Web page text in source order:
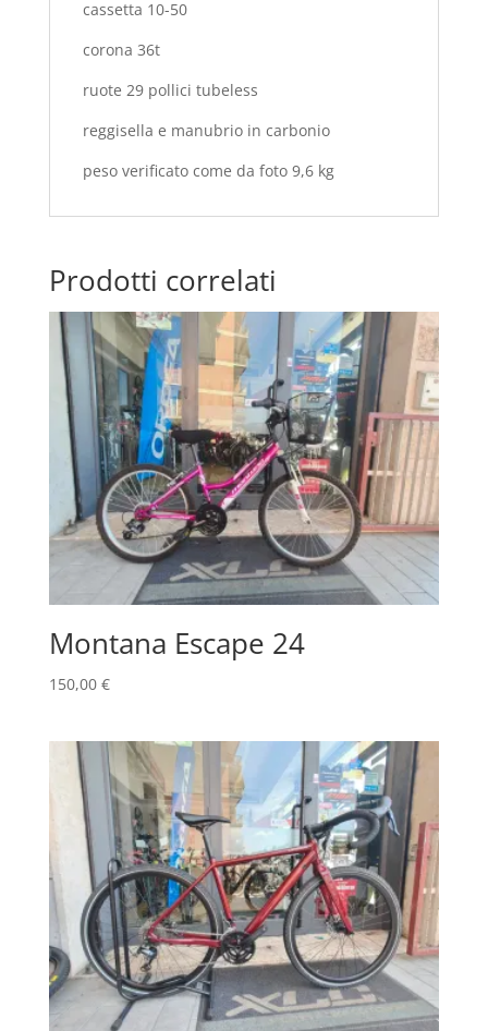
cassetta 10-50
corona 36t
ruote 29 pollici tubeless
reggisella e manubrio in carbonio
peso verificato come da foto 9,6 kg
Prodotti correlati
Montana Escape 24
150,00 €